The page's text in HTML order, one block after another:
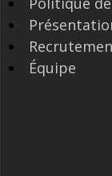
Équipe